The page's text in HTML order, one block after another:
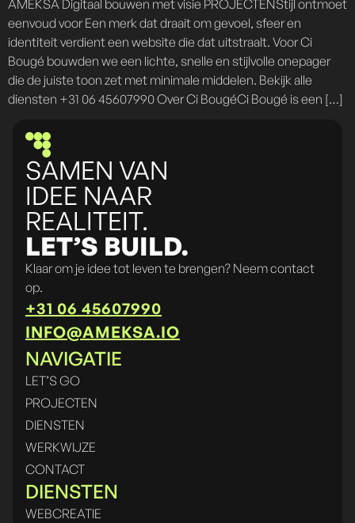
AMEKSA Digitaal bouwen met visie PROJECTENStijl ontmoet
eenvoud voor Een merk dat draait om gevoel, sfeer en
identiteit verdient een website die dat uitstraalt. Voor Ci
Bougé bouwden we een lichte, snelle en stijlvolle onepager
die de juiste toon zet met minimale middelen. Bekijk alle
diensten +31 06 45607990 Over Ci BougéCi Bougé is een […]
SAMEN VAN
IDEE NAAR
REALITEIT.
LET’S BUILD.
Klaar om je idee tot leven te brengen? Neem contact
op.
+31 06 45607990
INFO@AMEKSA.IO
NAVIGATIE
LET’S GO
PROJECTEN
DIENSTEN
WERKWIJZE
CONTACT
DIENSTEN
WEBCREATIE